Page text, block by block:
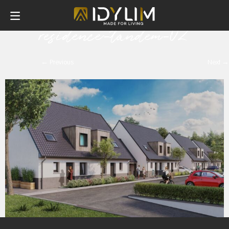
logement-neuf-loos-
residence-tandem-02
Obligatoires
Ces scripts sont
nécessaires
pour pouvoir
naviguer sur
notre site